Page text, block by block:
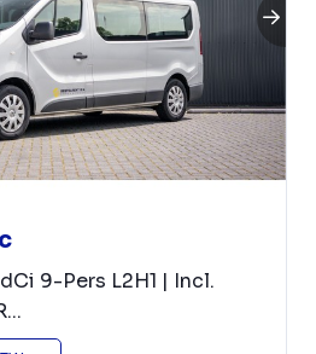
9-Pers L2H1 | Incl.